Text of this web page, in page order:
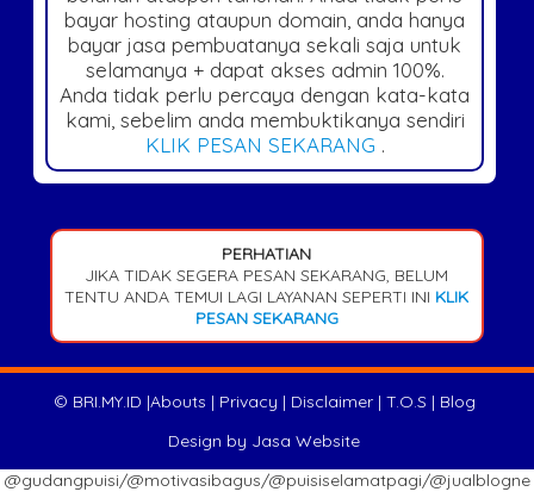
bayar hosting ataupun domain, anda hanya
bayar jasa pembuatanya sekali saja untuk
selamanya + dapat akses admin 100%.
Anda tidak perlu percaya dengan kata-kata
kami, sebelim anda membuktikanya sendiri
KLIK PESAN SEKARANG .
PERHATIAN
JIKA TIDAK SEGERA PESAN SEKARANG, BELUM
TENTU ANDA TEMUI LAGI LAYANAN SEPERTI INI KLIK
PESAN SEKARANG
© BRI.MY.ID |Abouts | Privacy | Disclaimer| T.O.S | Blog
Design by Jasa Website
@gudangpuisi/@motivasibagus/@puisiselamatpagi/@jualblogne